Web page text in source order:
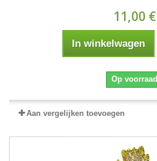
11,00 €
In winkelwagen
Op voorraad
Aan vergelijken toevoegen